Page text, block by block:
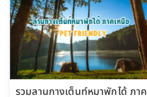
รวมลานกางเต็นท์หมาพักได้ ภาค